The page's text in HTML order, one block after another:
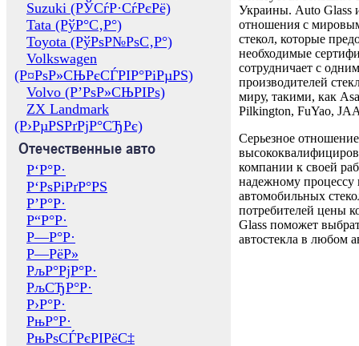
Suzuki (РЎСѓР·СѓРєРё)
Tata (РўР°С‚Р°)
Toyota (РўРѕР№РѕС‚Р°)
Volkswagen
(Р¤РѕР»СЊРєСЃРІР°РіРµРЅ)
Volvo (Р’РѕР»СЊРІРѕ)
ZX Landmark
(Р›РµРЅРґРјР°СЂРє)
Отечественные авто
Р‘Р°Р·
Р‘РѕРіРґР°РЅ
Р’Р°Р·
Р“Р°Р·
Р—Р°Р·
Р—РёР»
РљР°РјР°Р·
РљСЂР°Р·
Р›Р°Р·
РњР°Р·
РњРѕСЃРєРІРёС‡
Украины. Auto Glass
отношения с
стекол, которые
необходимые
сотрудничает с
производителей
миру, такими, как
Pilkington, FuYao,
Серьезное отношение
компании к своей
надежному процессу
автомобильных
потребителей цены
Glass поможет
автостекла в любом